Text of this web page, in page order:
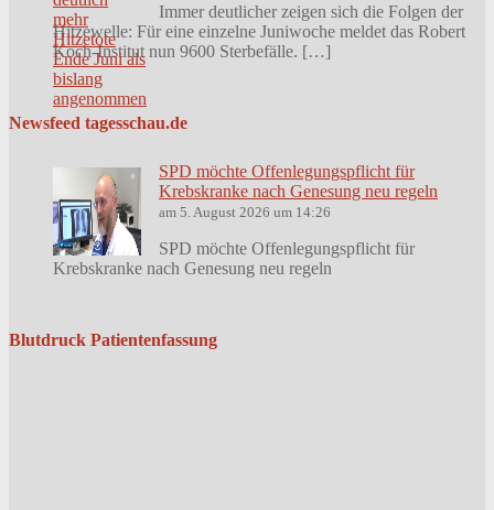
Immer deutlicher zeigen sich die Folgen der
Hitzewelle: Für eine einzelne Juniwoche meldet das Robert
Koch-Institut nun 9600 Sterbefälle. […]
Newsfeed tagesschau.de
SPD möchte Offenlegungspflicht für
Krebskranke nach Genesung neu regeln
am 5. August 2026 um 14:26
SPD möchte Offenlegungspflicht für
Krebskranke nach Genesung neu regeln
Blutdruck Patientenfassung